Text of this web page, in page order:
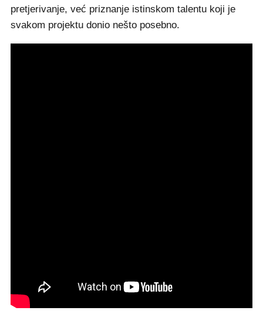
pretjerivanje, već priznanje istinskom talentu koji je
svakom projektu donio nešto posebno.